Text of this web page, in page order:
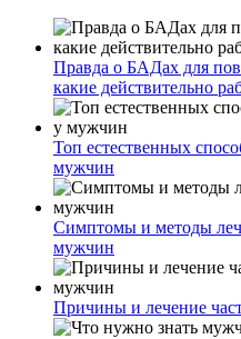
Правда о БАДах для
какие действительно
Топ естественных
мужчин
Симптомы и методы
мужчин
Причины и лечение